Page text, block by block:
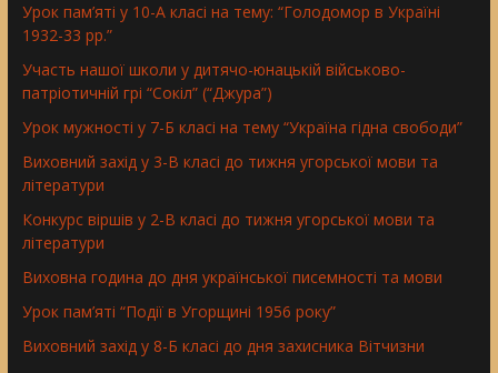
Урок пам’яті у 10-А класі на тему: “Голодомор в Україні
1932-33 рр.”
Участь нашої школи у дитячо-юнацькій військово-
патріотичній грі “Сокіл” (“Джура”)
Урок мужності у 7-Б класі на тему “Україна гідна свободи”
Виховний захід у 3-В класі до тижня угорської мови та
літератури
Конкурс віршів у 2-В класі до тижня угорської мови та
літератури
Виховна година до дня української писемності та мови
Урок пам’яті “Події в Угорщині 1956 року”
Виховний захід у 8-Б класі до дня захисника Вітчизни